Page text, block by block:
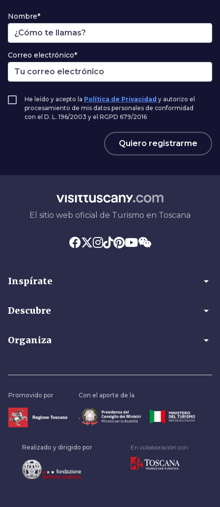
Nombre*
Correo electrónico*
He leído y acepto la Política de Privacidad y autorizo el
procesamiento de mis datos personales de conformidad
con el D. L. 196/2003 y el RGPD 679/2016
Quiero registrarme
El sitio web oficial de Turismo en Toscana
Inspírate arrow_drop_down
Descubre arrow_drop_down
Organiza arrow_drop_down
Promovido por Con el aporte de la
.
Realizado y dirigido por En colaboración con